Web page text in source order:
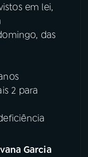
em lei,
das
2 para
Garcia